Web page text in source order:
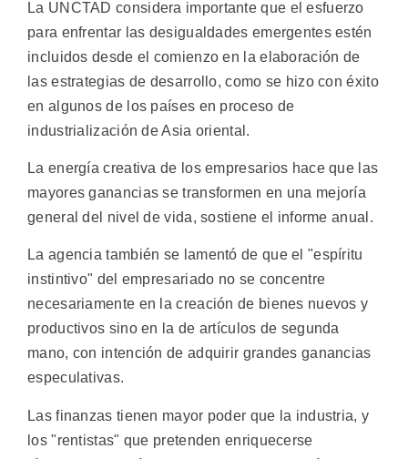
La UNCTAD considera importante que el esfuerzo
para enfrentar las desigualdades emergentes estén
incluidos desde el comienzo en la elaboración de
las estrategias de desarrollo, como se hizo con éxito
en algunos de los países en proceso de
industrialización de Asia oriental.
La energía creativa de los empresarios hace que las
mayores ganancias se transformen en una mejoría
general del nivel de vida, sostiene el informe anual.
La agencia también se lamentó de que el "espíritu
instintivo" del empresariado no se concentre
necesariamente en la creación de bienes nuevos y
productivos sino en la de artículos de segunda
mano, con intención de adquirir grandes ganancias
especulativas.
Las finanzas tienen mayor poder que la industria, y
los "rentistas" que pretenden enriquecerse